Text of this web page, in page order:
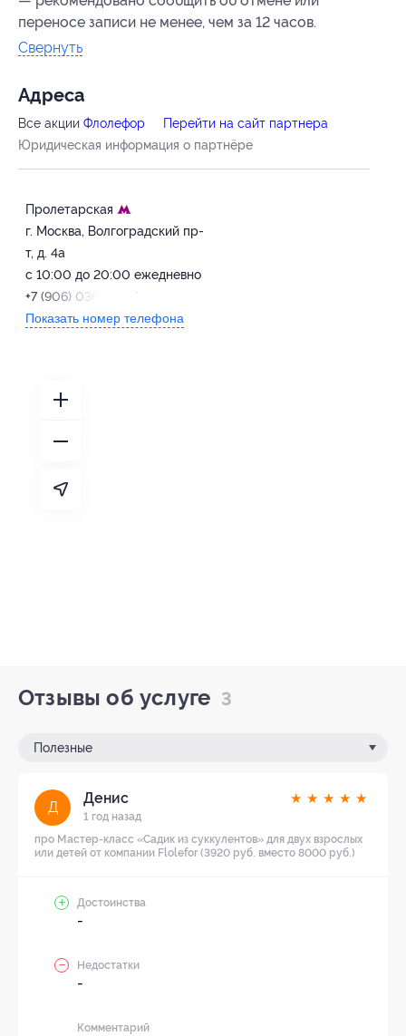
переносе записи не менее, чем за 12 часов.
Свернуть
Адресa
Все акции Флолефор
Перейти на сайт партнера
Юридическая информация о партнёре
Пролетарская
г. Москва, Волгоградский пр-
т, д. 4а
с 10:00 до 20:00 ежедневно
+7 (906) 036-38-77
Показать номер телефона
Отзывы об услуге 3
Полезные
Д
Денис
1 год назад
★ ★ ★ ★ ★
про Мастер-класс «Садик из суккулентов» для двух взрослых
или детей от компании Flolefor (3920 руб. вместо 8000 руб.)
Достоинства
-
Недостатки
-
Комментарий